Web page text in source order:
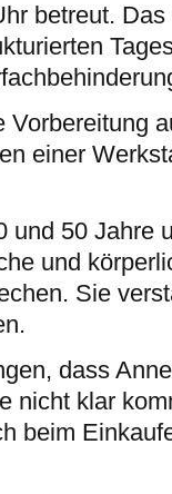
betreut.
einer
und 50 Jahre
und
Sie
dass
nicht klar
beim